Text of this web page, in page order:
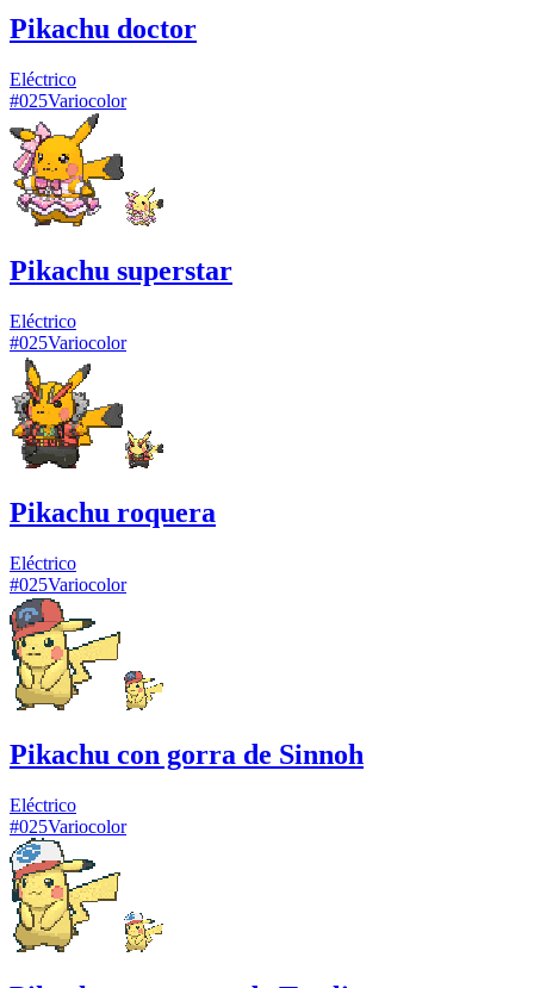
Pikachu doctor
Eléctrico
#025Variocolor
Pikachu superstar
Eléctrico
#025Variocolor
Pikachu roquera
Eléctrico
#025Variocolor
Pikachu con gorra de Sinnoh
Eléctrico
#025Variocolor